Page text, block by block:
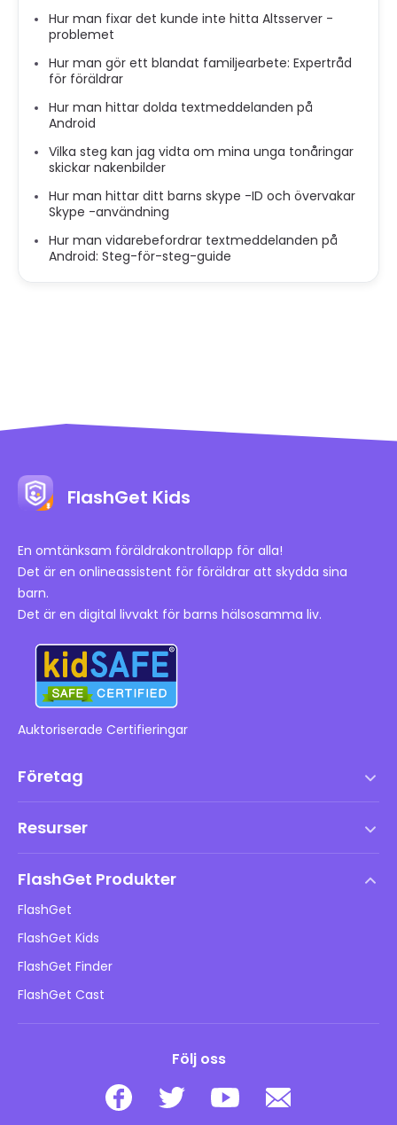
Hur man fixar det kunde inte hitta Altsserver -
problemet
Hur man gör ett blandat familjearbete: Expertråd
för föräldrar
Hur man hittar dolda textmeddelanden på
Android
Vilka steg kan jag vidta om mina unga tonåringar
skickar nakenbilder
Hur man hittar ditt barns skype -ID och övervakar
Skype -användning
Hur man vidarebefordrar textmeddelanden på
Android: Steg-för-steg-guide
FlashGet Kids
En omtänksam föräldrakontrollapp för alla!
Det är en onlineassistent för föräldrar att skydda sina
barn.
Det är en digital livvakt för barns hälsosamma liv.
Auktoriserade Certifieringar
Företag
DMCA-policy
Integritetspolicy
Reklampolicyer
Sälj inte min information
Resurser
Barns onlinesäkerhet
Ladda ner
FlashGet Produkter
FlashGet
FlashGet Kids
FlashGet Finder
FlashGet Cast
Följ oss